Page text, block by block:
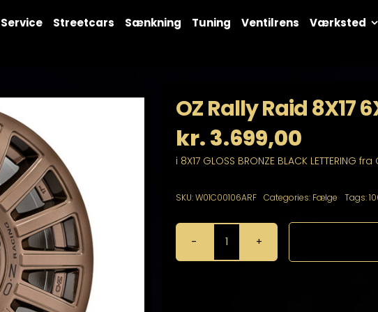
Service Streetcars Sænkning Tuning Ventilrens Værksted
OZ Rally Raid 8X17
kr.3.699,00
i 8X17 GLOSS BRONZE BLACK LETTERING fra
SKU:W01C00106ARF Categories: Fælge Tags:
OZ
Rally